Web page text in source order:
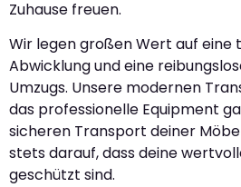
Zuhause freuen.
Wir legen großen Wert auf
Abwicklung und eine
Umzugs. Unsere modernen
das professionelle Equipment
sicheren Transport deiner
stets darauf, dass deine
geschützt sind.